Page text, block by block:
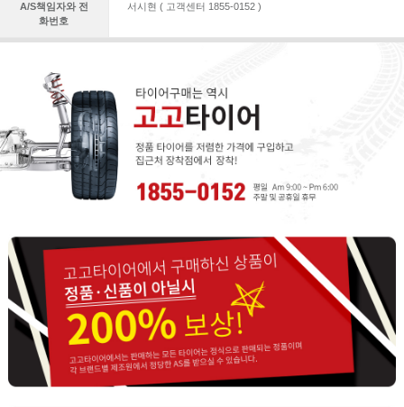
A/S책임자와 전
화번호
서시현 ( 고객센터 1855-0152 )